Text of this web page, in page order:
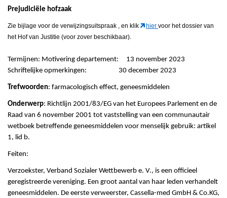
Prejudiciële hofzaak
Zie bijlage voor de verwijzingsuitspraak , en klik hier voor het dossier van
het Hof van Justitie (voor zover beschikbaar).
Termijnen: Motivering departement: 13 november 2023
Schriftelijke opmerkingen: 30 december 2023
Trefwoorden: farmacologisch effect, geneesmiddelen
Onderwerp: Richtlijn 2001/83/EG van het Europees Parlement en de
Raad van 6 november 2001 tot vaststelling van een communautair
wetboek betreffende geneesmiddelen voor menselijk gebruik: artikel
1, lid b.
Feiten:
Verzoekster, Verband Sozialer Wettbewerb e. V., is een officieel
geregistreerde vereniging. Een groot aantal van haar leden verhandelt
geneesmiddelen. De eerste verweerster, Cassella-med GmbH & Co.KG,